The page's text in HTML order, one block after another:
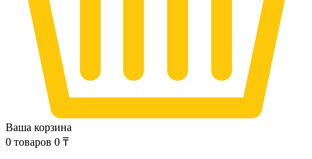
Ваша корзина
0 товаров 0 ₸